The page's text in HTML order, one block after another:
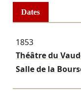
Dates
1853
Théâtre du
Salle de la